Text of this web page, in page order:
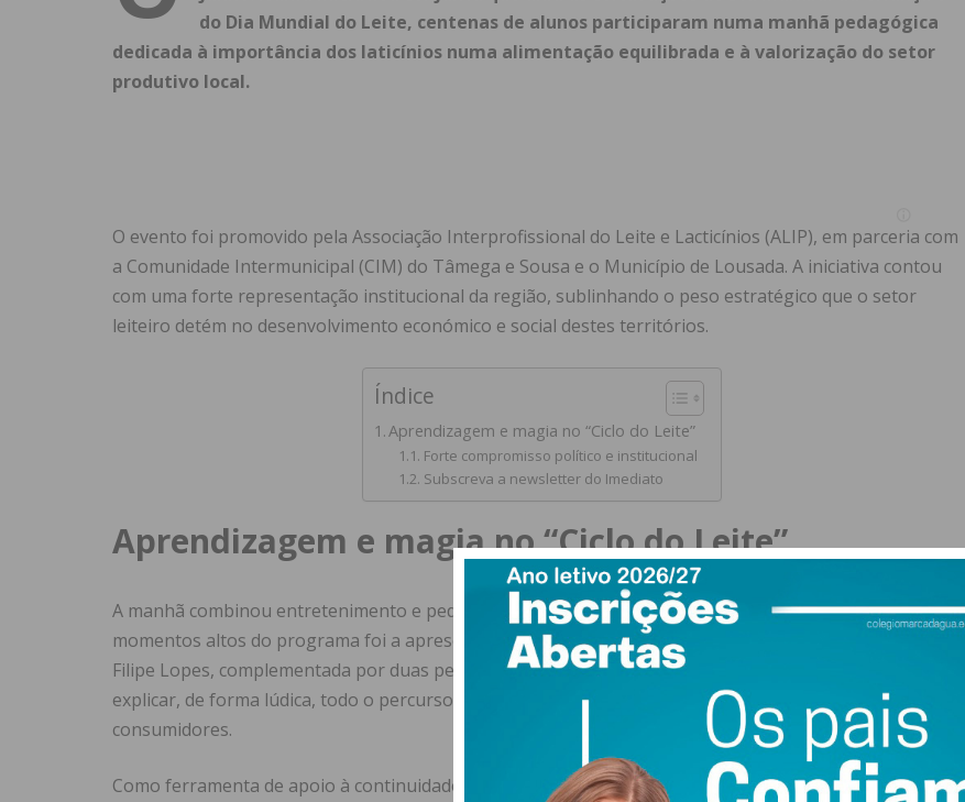
do Dia Mundial do Leite, centenas de alunos participaram numa manhã pedagógica
dedicada à importância dos laticínios numa alimentação equilibrada e à valorização do setor
produtivo local.
O evento foi promovido pela Associação Interprofissional do Leite e Lacticínios (ALIP), em parceria com
a Comunidade Intermunicipal (CIM) do Tâmega e Sousa e o Município de Lousada. A iniciativa contou
com uma forte representação institucional da região, sublinhando o peso estratégico que o setor
leiteiro detém no desenvolvimento económico e social destes territórios.
Índice
Aprendizagem e magia no “Ciclo do Leite”
Forte compromisso político e institucional
Subscreva a newsletter do Imediato
Aprendizagem e magia no “Ciclo do Leite”
A manhã combinou entretenimento e pedagogia, captando a atenção ativa dos mais novos. Um dos
momentos altos do programa foi a apresentação do “Ciclo do Leite”, conduzida pelo professor e músico
Filipe Lopes, complementada por duas performances do mágico Tiago Tomé. O objetivo passou por
explicar, de forma lúdica, todo o percurso que o leite faz desde as pastagens até chegar à mesa dos
consumidores.
Como ferramenta de apoio à continuidade desta aprendizagem nas escolas e em casa, foi realizada a